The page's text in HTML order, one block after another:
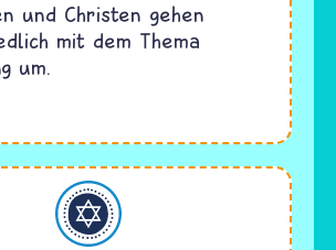
und Christen gehen
mit dem Thema
um.